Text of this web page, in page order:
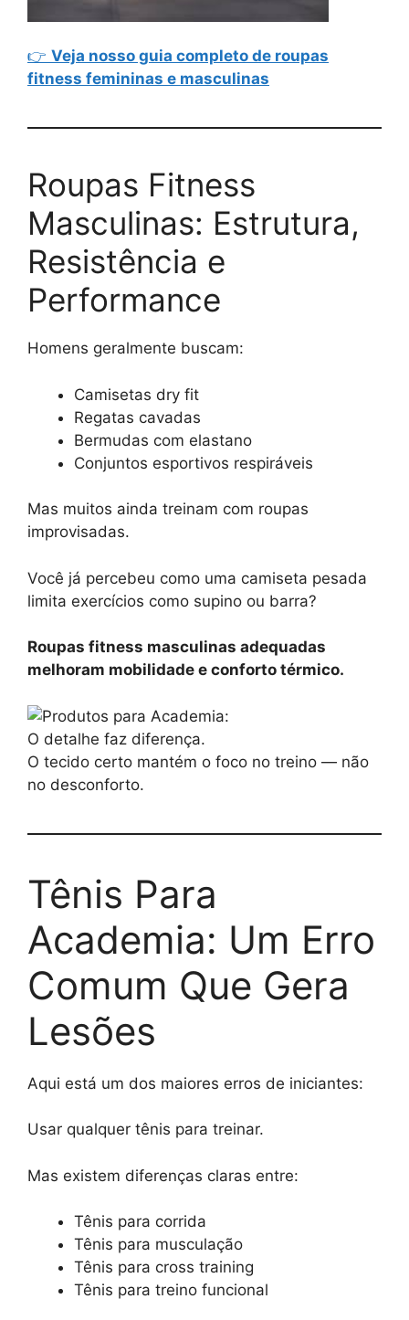
👉 Veja nosso guia completo de roupas
fitness femininas e masculinas
Roupas Fitness
Masculinas: Estrutura,
Resistência e
Performance
Homens geralmente buscam:
Camisetas dry fit
Regatas cavadas
Bermudas com elastano
Conjuntos esportivos respiráveis
Mas muitos ainda treinam com roupas
improvisadas.
Você já percebeu como uma camiseta pesada
limita exercícios como supino ou barra?
Roupas fitness masculinas adequadas
melhoram mobilidade e conforto térmico.
O detalhe faz diferença.
O tecido certo mantém o foco no treino — não
no desconforto.
Tênis Para
Academia: Um Erro
Comum Que Gera
Lesões
Aqui está um dos maiores erros de iniciantes:
Usar qualquer tênis para treinar.
Mas existem diferenças claras entre:
Tênis para corrida
Tênis para musculação
Tênis para cross training
Tênis para treino funcional